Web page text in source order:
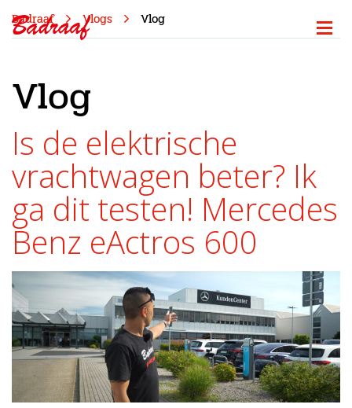
Badraaf Vlogs Vlog
Vlog
Is de elektrische
vrachtwagen beter? Ik
ga dit testen! Mercedes
Benz eActros 600